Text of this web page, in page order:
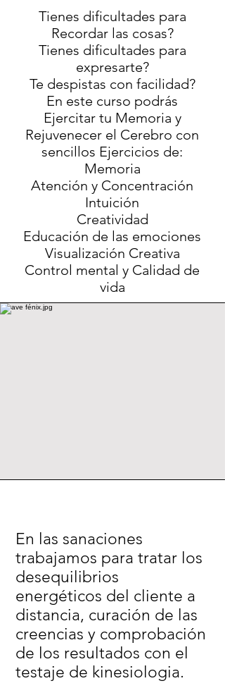
Tienes dificultades para
Recordar las cosas?
Tienes dificultades para
expresarte?
Te despistas con facilidad?
En este curso podrás
Ejercitar tu Memoria y
Rejuvenecer el Cerebro con
sencillos Ejercicios de:
Memoria
Atención y Concentración
Intuición
Creatividad
Educación de las emociones
Visualización Creativa
Control mental y Calidad de
vida
En las sanaciones
trabajamos para tratar los
desequilibrios
energéticos del cliente a
distancia, curación de las
creencias y comprobación
de los resultados con el
testaje de kinesiologia.